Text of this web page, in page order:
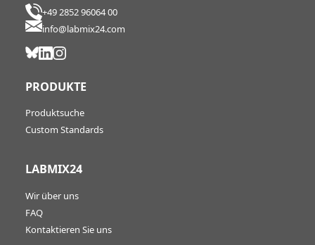
+49 2852 96064 00
info@labmix24.com
PRODUKTE
Produktsuche
Custom Standards
LABMIX24
Wir über uns
FAQ
Kontaktieren Sie uns